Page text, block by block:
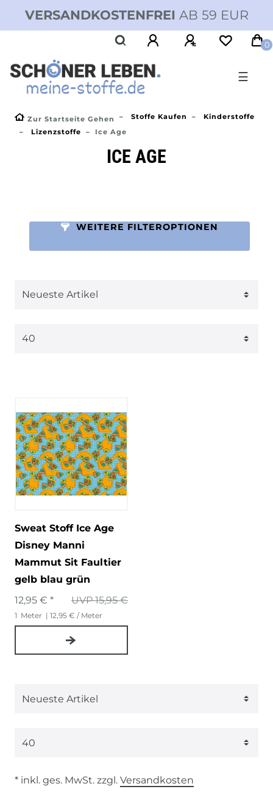
VERSANDKOSTENFREI AB 59 EUR
0
☰
Zur Startseite Gehen Stoffe Kaufen
Kinderstoffe
Lizenzstoffe
Ice Age
ICE AGE
WEITERE FILTEROPTIONEN
Sweat Stoff Ice Age
Disney Manni
Mammut Sit Faultier
gelb blau grün
UVP 15,95 €
12,95 € *
1 Meter | 12,95 € / Meter
* inkl. ges. MwSt. zzgl. Versandkosten